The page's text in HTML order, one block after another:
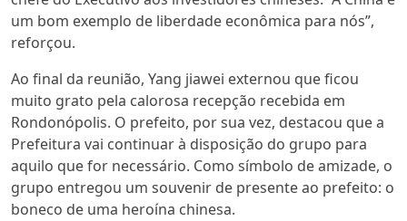
um bom exemplo de liberdade econômica para nós”,
reforçou.
Ao final da reunião, Yang jiawei externou que ficou
muito grato pela calorosa recepção recebida em
Rondonópolis. O prefeito, por sua vez, destacou que a
Prefeitura vai continuar à disposição do grupo para
aquilo que for necessário. Como símbolo de amizade, o
grupo entregou um souvenir de presente ao prefeito: o
boneco de uma heroína chinesa.